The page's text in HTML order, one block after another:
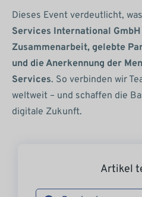
Dieses Event verdeutlicht,
Services International GmbH
Zusammenarbeit, gelebte
und die Anerkennung der
Services. So verbinden wir
weltweit – und schaffen die
digitale Zukunft.
Artikel